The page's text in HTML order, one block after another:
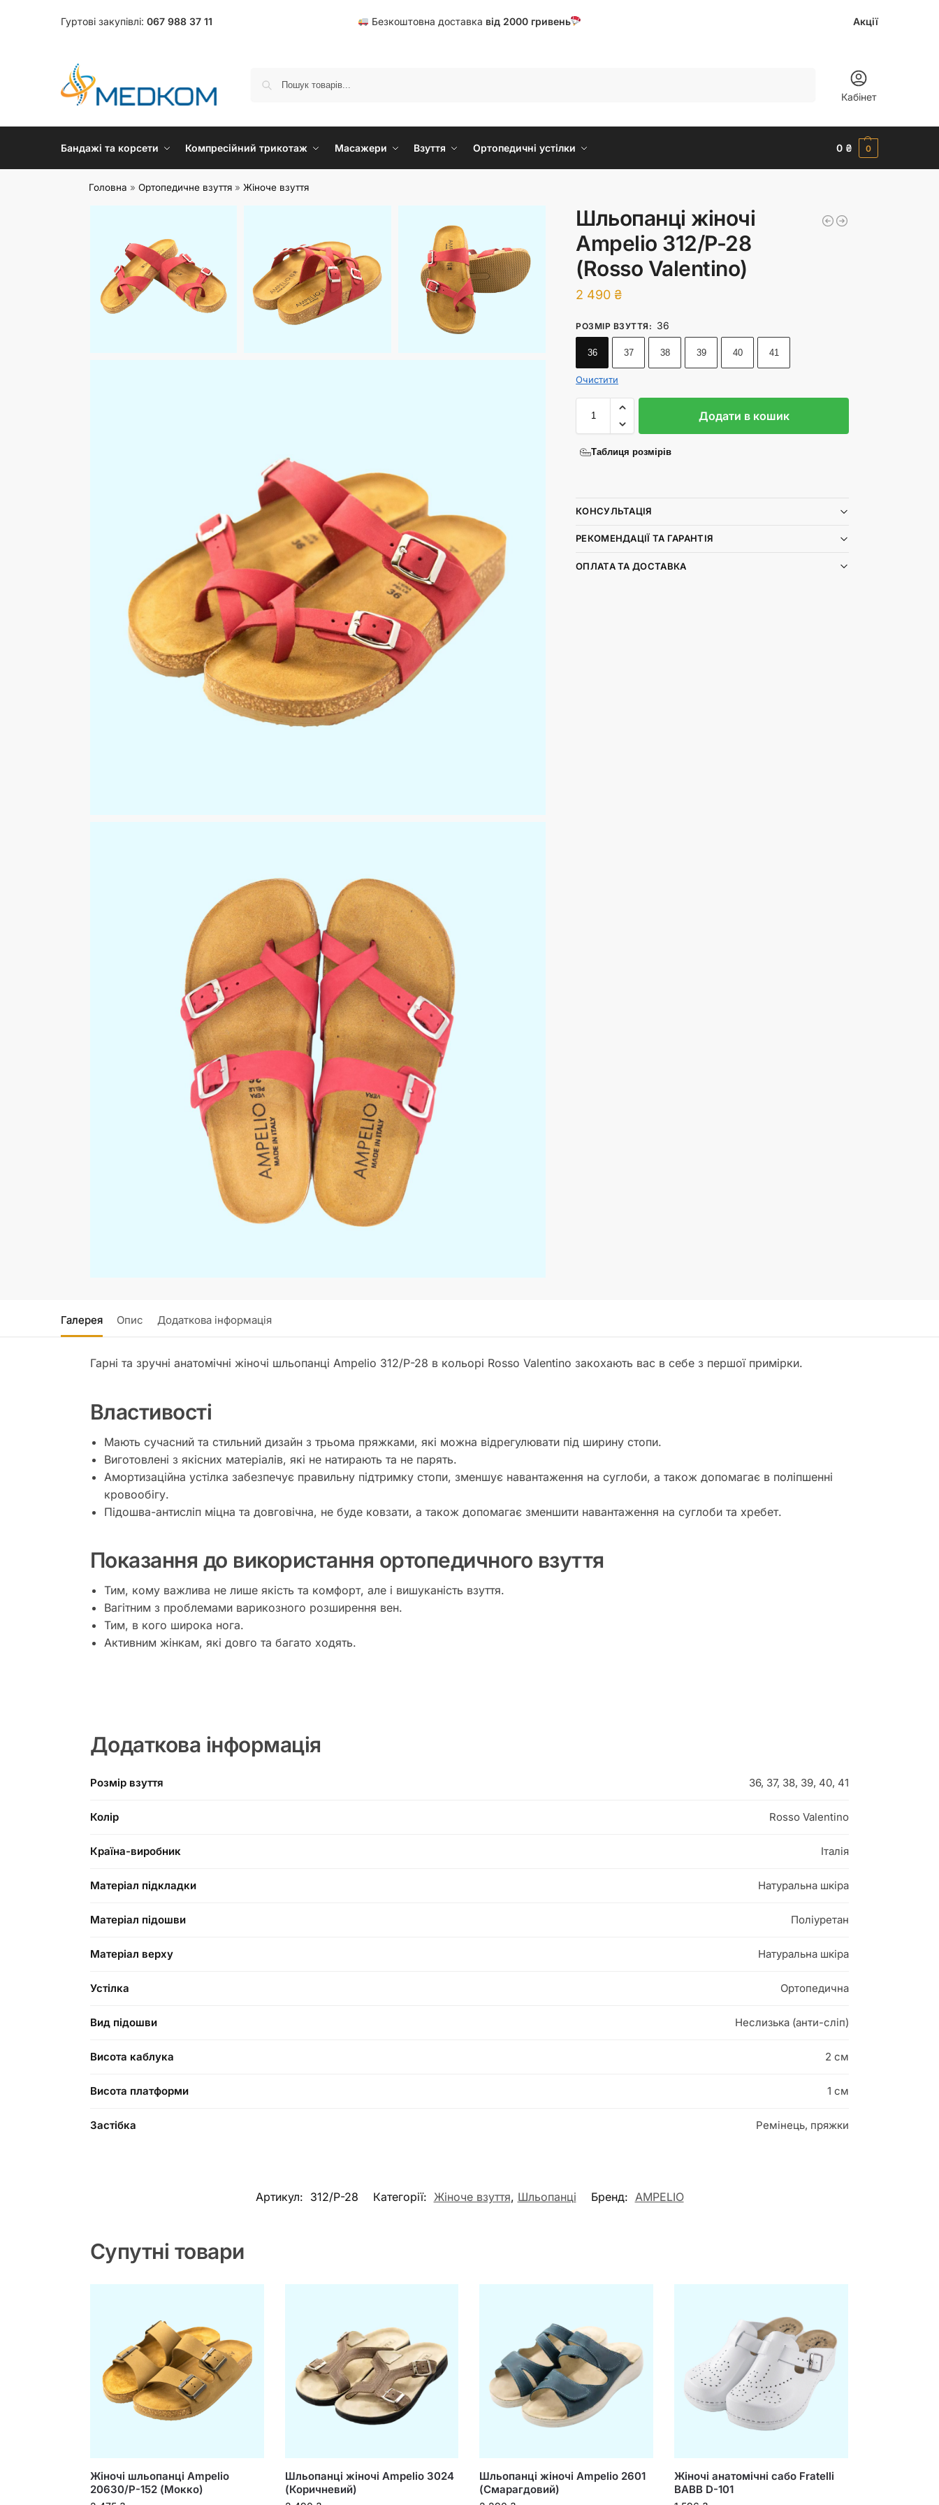
Гуртові закупівлі: 067 988 37 11 Безкоштовна доставка від 2000 гривень Акції
Кабінет
Бандажі та корсети Компресійний трикотаж Масажери Взуття Ортопедичні устілки 0 ₴ 0
Головна »Ортопедичне взуття »Жіноче взуття
Шльопанці жіночі
Ampelio 312/P-28
(Rosso Valentino)
2 490 ₴
РОЗМІР ВЗУТТЯ : 36
36 37 38 39 40 41
Очистити
Додати в кошик
Таблиця розмірів
КОНСУЛЬТАЦІЯ
РЕКОМЕНДАЦІЇ ТА ГАРАНТІЯ
ОПЛАТА ТА ДОСТАВКА
Галерея Опис Додаткова інформація
Гарні та зручні анатомічні жіночі шльопанці Ampelio 312/Р-28 в кольорі Rosso Valentino закохають вас в себе з першої примірки.
Властивості
Мають сучасний та стильний дизайн з трьома пряжками, які можна відрегулювати під ширину стопи.
Виготовлені з якісних матеріалів, які не натирають та не парять.
Амортизаційна устілка забезпечує правильну підтримку стопи, зменшує навантаження на суглоби, а також допомагає в поліпшенні
кровообігу.
Підошва-антисліп міцна та довговічна, не буде ковзати, а також допомагає зменшити навантаження на суглоби та хребет.
Показання до використання ортопедичного взуття
Тим, кому важлива не лише якість та комфорт, але і вишуканість взуття.
Вагітним з проблемами варикозного розширення вен.
Тим, в кого широка нога.
Активним жінкам, які довго та багато ходять.
Додаткова інформація
Розмір взуття 36, 37, 38, 39, 40, 41
Колір Rosso Valentino
Країна-виробник Італія
Матеріал підкладки Натуральна шкіра
Матеріал підошви Поліуретан
Матеріал верху Натуральна шкіра
Устілка Ортопедична
Вид підошви Неслизька (анти-сліп)
Висота каблука 2 см
Висота платформи 1 см
Застібка Ремінець, пряжки
Артикул: 312/Р-28 Категорії: Жіноче взуття, Шльопанці Бренд: AMPELIO
Супутні товари
Жіночі шльопанці Ampelio
20630/P-152 (Мокко)
Шльопанці жіночі Ampelio 3024
(Коричневий)
Шльопанці жіночі Ampelio 2601
(Смарагдовий)
Жіночі анатомічні сабо Fratelli
BABB D-101